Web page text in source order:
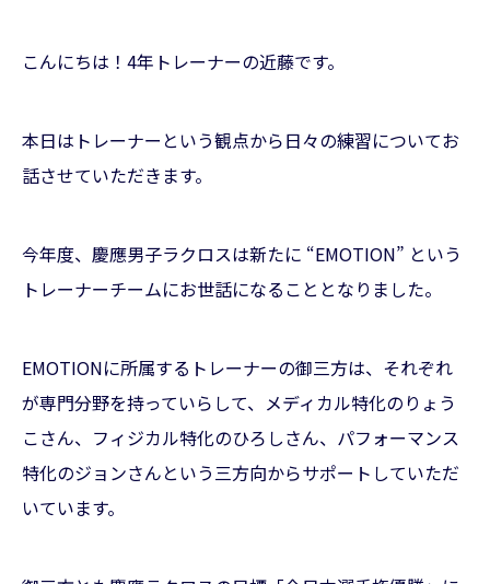
こんにちは！4年トレーナーの近藤です。
本日はトレーナーという観点から日々の練習についてお
話させていただきます。
今年度、慶應男子ラクロスは新たに “EMOTION” という
トレーナーチームにお世話になることとなりました。
EMOTIONに所属するトレーナーの御三方は、それぞれ
が専門分野を持っていらして、メディカル特化のりょう
こさん、フィジカル特化のひろしさん、パフォーマンス
特化のジョンさんという三方向からサポートしていただ
いています。